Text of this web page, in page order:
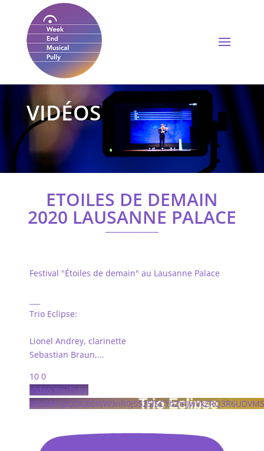
VIDÉOS
ETOILES DE DEMAIN
2020 LAUSANNE PALACE
Festival "Étoiles de demain" au Lausanne Palace
Trio Eclipse:
Lionel Andrey, clarinette
Sebastian Braun,...
10 0
Vidéo YouTube